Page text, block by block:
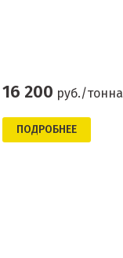
16 200 руб./тонна
ПОДРОБНЕЕ